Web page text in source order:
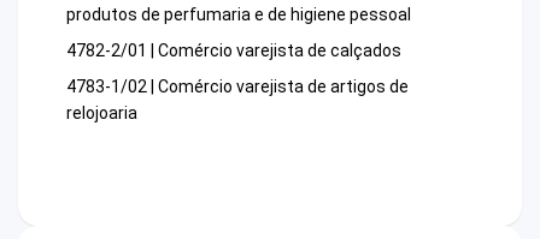
produtos de perfumaria e de higiene pessoal
4782-2/01 | Comércio varejista de calçados
4783-1/02 | Comércio varejista de artigos de
relojoaria